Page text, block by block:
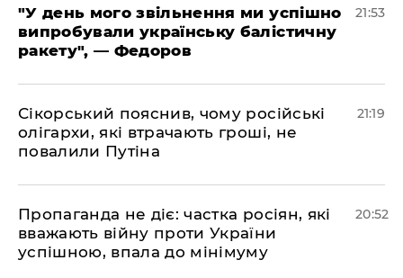
​"У день мого звільнення ми успішно
випробували українську балістичну
ракету", — Федоров
21:53
​Сікорський пояснив, чому російські
олігархи, які втрачають гроші, не
повалили Путіна
21:19
​Пропаганда не діє: частка росіян, які
вважають війну проти України
успішною, впала до мінімуму
20:52